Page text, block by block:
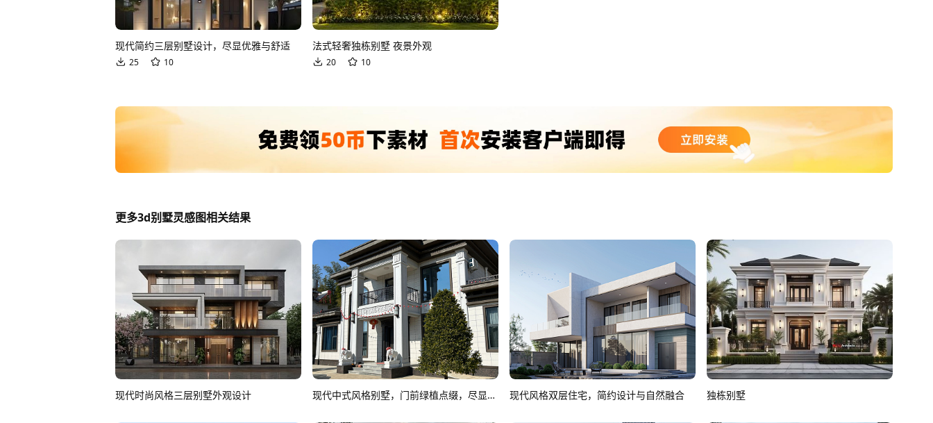
现代简约三层别墅设计，尽显优雅与舒适
25 10
法式轻奢独栋别墅 夜景外观
20 10
更多3d别墅灵感图相关结果
现代时尚风格三层别墅外观设计 现代中式风格别墅，门前绿植点缀，尽显雅致 现代风格双层住宅，简约设计与自然融合 独栋别墅